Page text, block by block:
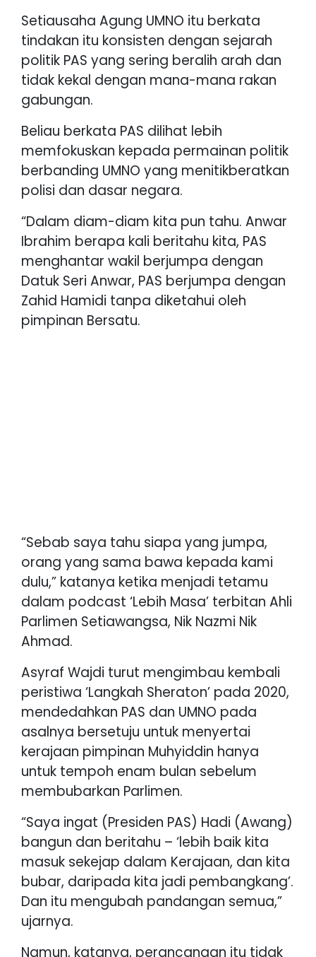
Setiausaha Agung UMNO itu berkata
tindakan itu konsisten dengan sejarah
politik PAS yang sering beralih arah dan
tidak kekal dengan mana-mana rakan
gabungan.
Beliau berkata PAS dilihat lebih
memfokuskan kepada permainan politik
berbanding UMNO yang menitikberatkan
polisi dan dasar negara.
“Dalam diam-diam kita pun tahu. Anwar
Ibrahim berapa kali beritahu kita, PAS
menghantar wakil berjumpa dengan
Datuk Seri Anwar, PAS berjumpa dengan
Zahid Hamidi tanpa diketahui oleh
pimpinan Bersatu.
“Sebab saya tahu siapa yang jumpa,
orang yang sama bawa kepada kami
dulu,” katanya ketika menjadi tetamu
dalam podcast ‘Lebih Masa’ terbitan Ahli
Parlimen Setiawangsa, Nik Nazmi Nik
Ahmad.
Asyraf Wajdi turut mengimbau kembali
peristiwa ‘Langkah Sheraton’ pada 2020,
mendedahkan PAS dan UMNO pada
asalnya bersetuju untuk menyertai
kerajaan pimpinan Muhyiddin hanya
untuk tempoh enam bulan sebelum
membubarkan Parlimen.
“Saya ingat (Presiden PAS) Hadi (Awang)
bangun dan beritahu – ‘lebih baik kita
masuk sekejap dalam Kerajaan, dan kita
bubar, daripada kita jadi pembangkang’.
Dan itu mengubah pandangan semua,”
ujarnya.
Namun, katanya, perancangan itu tidak